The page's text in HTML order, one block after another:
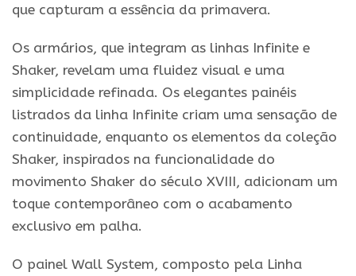
que capturam a essência da primavera.
Os armários, que integram as linhas Infinite e
Shaker, revelam uma fluidez visual e uma
simplicidade refinada. Os elegantes painéis
listrados da linha Infinite criam uma sensação de
continuidade, enquanto os elementos da coleção
Shaker, inspirados na funcionalidade do
movimento Shaker do século XVIII, adicionam um
toque contemporâneo com o acabamento
exclusivo em palha.
O painel Wall System, composto pela Linha